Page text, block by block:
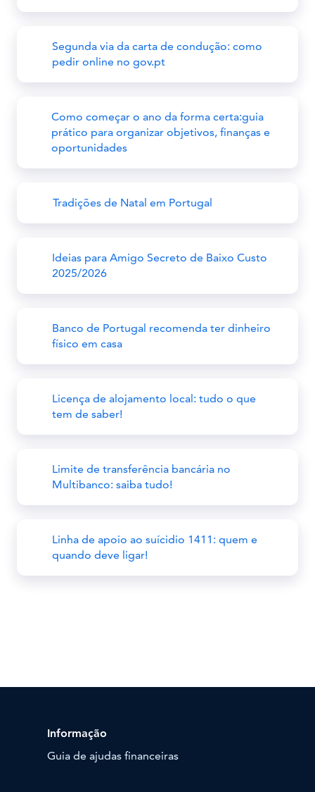
Segunda via da carta de condução: como
pedir online no gov.pt
Como começar o ano da forma certa:guia
prático para organizar objetivos, finanças e
oportunidades
Tradições de Natal em Portugal
Ideias para Amigo Secreto de Baixo Custo
2025/2026
Banco de Portugal recomenda ter dinheiro
físico em casa
Licença de alojamento local: tudo o que
tem de saber!
Limite de transferência bancária no
Multibanco: saiba tudo!
Linha de apoio ao suícidio 1411: quem e
quando deve ligar!
Informação
Guia de ajudas financeiras